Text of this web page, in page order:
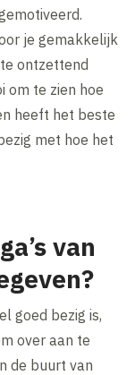
je gemakkelijk
ontzettend
om te zien hoe
heeft het beste
met hoe het
van
goed bezig is,
over aan te
de buurt van